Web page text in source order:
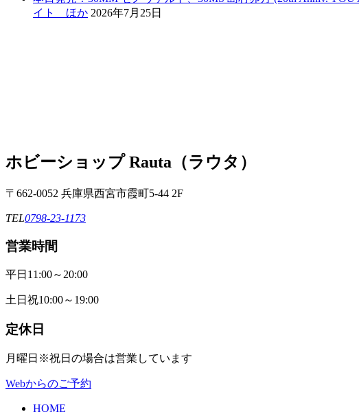
イト ほか 2026年7月25日
ホビーショップ Rauta（ラウタ）
〒662-0052 兵庫県西宮市霞町5-44 2F
TEL0798-23-1173
営業時間
平日 11:00～20:00
土日祝10:00～19:00
定休日
月曜日 ※祝日の場合は営業しています
Webからのご予約
HOME